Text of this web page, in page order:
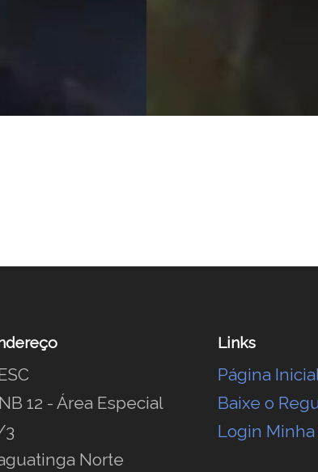
12 - Área Especial
Norte
Links
Página
Baixe o
Login